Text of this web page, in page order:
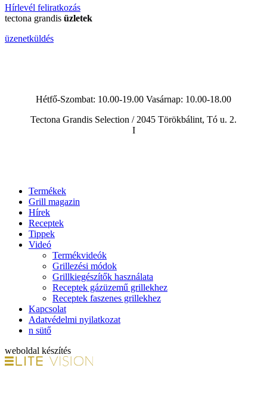
Hírlevél feliratkozás
tectona grandis üzletek
üzenetküldés
Hétfő-Szombat: 10.00-19.00 Vasárnap: 10.00-18.00
Tectona Grandis Selection / 2045 Törökbálint, Tó u. 2.
I
Termékek
Grill magazin
Hírek
Receptek
Tippek
Videó
Termékvideók
Grillezési módok
Grillkiegészítők használata
Receptek gázüzemű grillekhez
Receptek faszenes grillekhez
Kapcsolat
Adatvédelmi nyilatkozat
n sütő
weboldal készítés